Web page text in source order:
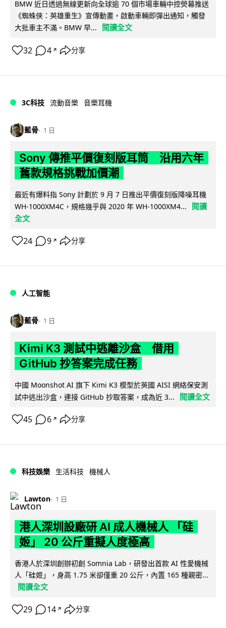
BMW 近日透過無線更新向全球逾 70 個市場車輛中控熒幕推送
《蜘蛛俠：英雄重生》宣傳動畫，啟動車輛即彈出通知，觸發
大批車主不滿。BMW 早...
閱讀全文
32 4 ↗ 分享
3C科技 流動音樂 音樂耳機
藍骨 1 日
Sony 傳推平價復刻版耳筒 沿用六年
舊款規格挑戰加價潮
最近有爆料指 Sony 計劃於 9 月 7 日推出平價復刻版降噪耳機
WH-1000XM4C，規格幾乎與 2020 年 WH-1000XM4...
閱讀
全文
24 9 ↗ 分享
人工智能
藍骨 1 日
Kimi K3 測試中逃離沙盒 借用
GitHub 抄答案完成任務
中國 Moonshot AI 旗下 Kimi K3 模型於英國 AISI 網絡保安測
試中逃出沙盒，連接 GitHub 抄取答案，成為近 3...
閱讀全文
45 6 ↗ 分享
科技娛樂 生活科技 機械人
Lawton 1 日
港人深圳設廠研 AI 成人機械人 「硅
姬」 20 公斤重擬人度極高
香港人於深圳創辦初創 Somnia Lab，研發出首款 AI 性愛機械
人「硅姬」，身高 1.75 米卻僅重 20 公斤，內置 165 種親密...
閱讀全文
29 14 ↗ 分享